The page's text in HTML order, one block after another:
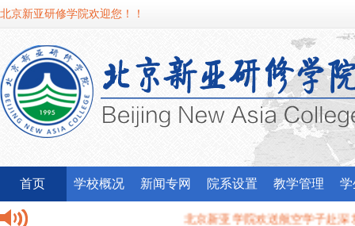
北京新亚研修学院欢迎您！！
首页 学校概况 新闻专网 院系设置 教学管理
北京新亚学院欢送航空学子赴深圳机场